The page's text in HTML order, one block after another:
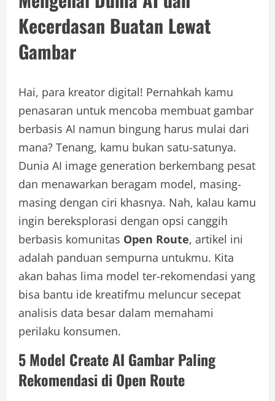
Kecerdasan Buatan Lewat
Gambar
Hai, para kreator digital! Pernahkah kamu
penasaran untuk mencoba membuat gambar
berbasis AI namun bingung harus mulai dari
mana? Tenang, kamu bukan satu-satunya.
Dunia AI image generation berkembang pesat
dan menawarkan beragam model, masing-
masing dengan ciri khasnya. Nah, kalau kamu
ingin bereksplorasi dengan opsi canggih
berbasis komunitas Open Route, artikel ini
adalah panduan sempurna untukmu. Kita
akan bahas lima model ter-rekomendasi yang
bisa bantu ide kreatifmu meluncur secepat
analisis data besar dalam memahami
perilaku konsumen.
5 Model Create AI Gambar Paling
Rekomendasi di Open Route